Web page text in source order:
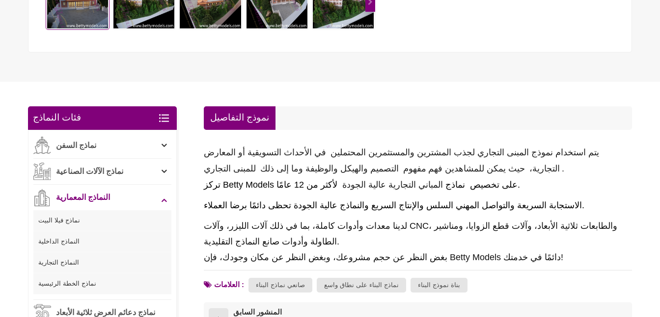
نموذج التفاصيل
يتم استخدام نموذج المبنى التجاري لجذب المشترين والمستثمرين المحتملين في الأحداث التسويقية أو المعارض
التجارية، حيث يمكن للمشاهدين فهم مفهوم التصميم والهيكل والوظيفة وما إلى ذلك للمبنى التجاري
.
تركز Betty Models على تخصيص نماذج المباني التجارية عالية الجودة لأكثر من 12 عامًا.
الاستجابة السريعة والتواصل المهني السلس والإنتاج السريع والنماذج عالية الجودة تحظى دائمًا برضا العملاء.
لدينا معدات وأدوات كاملة، بما في ذلك آلات الليزر، وآلات CNC، والطابعات ثلاثية الأبعاد، وآلات قطع الزوايا، ومناشير
الطاولة وأدوات صانع النماذج التقليدية.
بغض النظر عن حجم مشروعك، وبغض النظر عن مكان وجودك، فإن Betty Models دائمًا في خدمتك!
العلامات : صانعي نماذج البناء نماذج البناء على نطاق واسع بناة نموذج البناء
المنشور السابق
فئات النماذج
نماذج السفن
نماذج الآلات الصناعية
النماذج المعمارية
نماذج فيلا البيت
النماذج الداخلية
النماذج التجارية
نماذج الخطة الرئيسية
نماذج دعائم العرض ثلاثية الأبعاد